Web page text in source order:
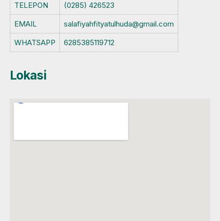
TELEPON
(0285) 426523
EMAIL
salafiyahfityatulhuda@gmail.com
WHATSAPP
6285385119712
Lokasi